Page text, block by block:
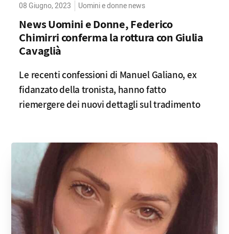
08 Giugno, 2023 Uomini e donne news
News Uomini e Donne, Federico
Chimirri conferma la rottura con Giulia
Cavaglià
Le recenti confessioni di Manuel Galiano, ex
fidanzato della tronista, hanno fatto
riemergere dei nuovi dettagli sul tradimento